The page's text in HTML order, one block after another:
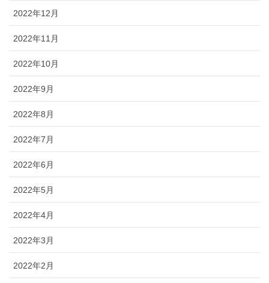
2022年12月
2022年11月
2022年10月
2022年9月
2022年8月
2022年7月
2022年6月
2022年5月
2022年4月
2022年3月
2022年2月